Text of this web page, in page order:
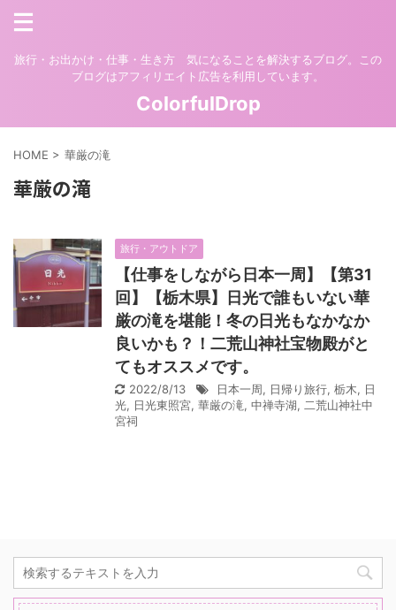
旅行・お出かけ・仕事・生き方 気になることを解決するブログ。この
ブログはアフィリエイト広告を利用しています。
ColorfulDrop
HOME > 華厳の滝
華厳の滝
旅行・アウトドア
【仕事をしながら日本一周】【第31
回】【栃木県】日光で誰もいない華
厳の滝を堪能！冬の日光もなかなか
良いかも？！二荒山神社宝物殿がと
てもオススメです。
2022/8/13 日本一周, 日帰り旅行, 栃木, 日
光, 日光東照宮, 華厳の滝, 中禅寺湖, 二荒山神社中
宮祠